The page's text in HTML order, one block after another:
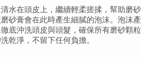
水在頭皮上，繼續輕柔搓揉，幫助磨砂
砂膏會在此時產生細膩的泡沫。泡沫產
底沖洗頭皮與頭髮，確保所有磨砂顆粒
乾淨，不留下任何負擔。